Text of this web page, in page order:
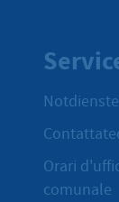
Notdienste
Orari
comunale